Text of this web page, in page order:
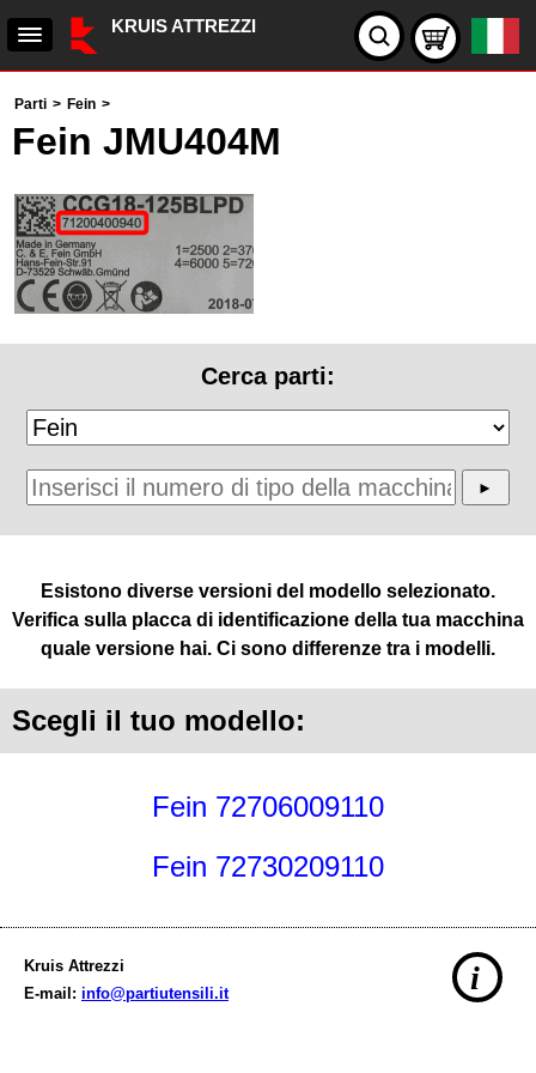
KRUIS ATTREZZI
Parti > Fein >
Fein JMU404M
Cerca parti:
Esistono diverse versioni del modello selezionato.
Verifica sulla placca di identificazione della tua macchina
quale versione hai. Ci sono differenze tra i modelli.
Scegli il tuo modello:
Fein 72706009110
Fein 72730209110
Kruis Attrezzi
E-mail: info@partiutensili.it i